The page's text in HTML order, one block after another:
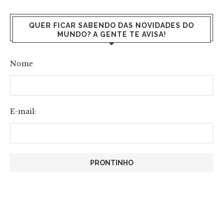
QUER FICAR SABENDO DAS NOVIDADES DO
MUNDO? A GENTE TE AVISA!
Nome
E-mail: